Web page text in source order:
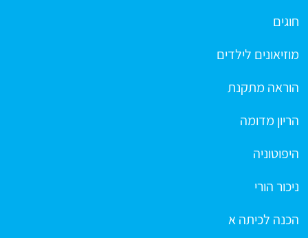
חוגים
מוזיאונים לילדים
הוראה מתקנת
הריון מדומה
היפוטוניה
ניכור הורי
הכנה לכיתה א